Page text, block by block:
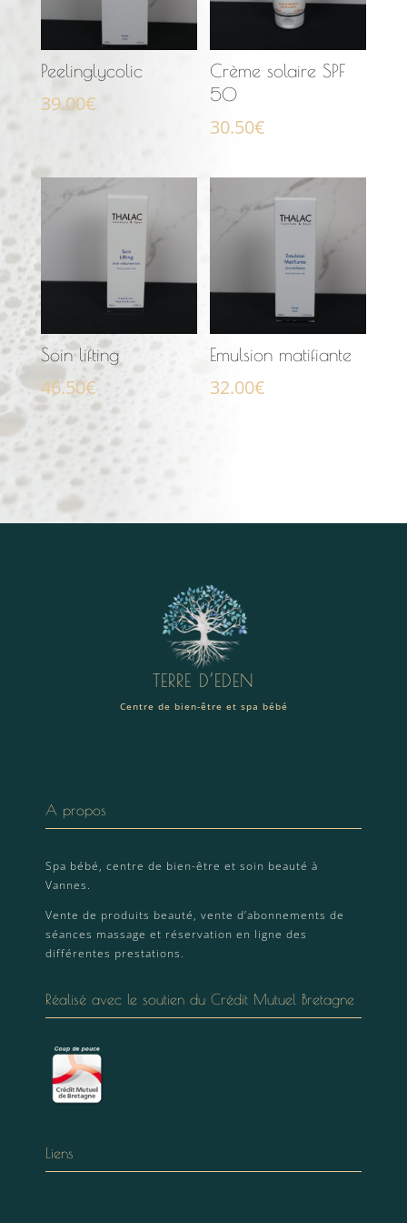
Peelinglycolic
39.00€
Crème solaire SPF
50
30.50€
Soin lifting
46.50€
Emulsion matifiante
32.00€
TERRE D’EDEN
Centre de bien-être et spa bébé
A propos
Spa bébé, centre de bien-être et soin beauté à
Vannes.
Vente de produits beauté, vente d’abonnements de
séances massage et réservation en ligne des
différentes prestations.
Réalisé avec le soutien du Crédit Mutuel Bretagne
Liens